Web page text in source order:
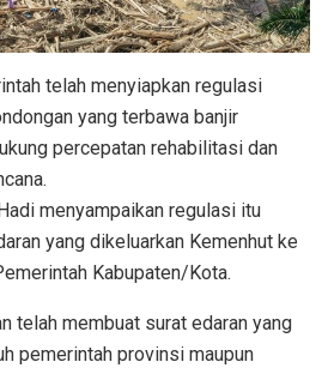
telah menyiapkan regulasi
yang terbawa banjir
percepatan rehabilitasi dan
menyampaikan regulasi itu
yang dikeluarkan Kemenhut ke
Kabupaten/Kota.
telah membuat surat edaran yang
pemerintah provinsi maupun